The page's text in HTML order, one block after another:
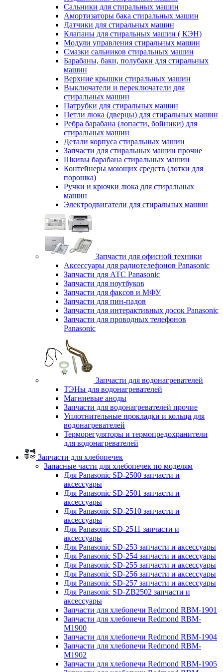
Сальники для стиральных машин
Амортизаторы бака стиральных машин
Датчики для стиральных машин
Клапаны для стиральных машин ( КЭН)
Модули управления стиральных машин
Смазки сальников стиральных машин
Барабаны, баки, полубаки для стиральных
машин
Верхние крышки стиральных машин
Выключатели и переключатели для
стиральных машин
Патрубки для стиральных машин
Петли люка (дверцы) для стиральных машин
Ребра барабана (лопасти, бойники) для
стиральных машин
Детали корпуса стиральных машин
Запчасти для стиральных машин прочие
Шкивы барабана стиральных машин
Контейнеры моющих средств (лотки для
порошка)
Ручки и крючки люка для стиральных
машин
Электродвигатели для стиральных машин
Запчасти для офисной техники
Аксессуары для радиотелефонов Panasonic
Запчасти для АТС Panasonic
Запчасти для ноутбуков
Запчасти для факсов и МФУ
Запчасти для пин-падов
Запчасти для интерактивных досок Panasonic
Запчасти для проводных телефонов
Panasonic
Запчасти для водонагревателей
ТЭНы для водонагревателей
Магниевые аноды
Запчасти для водонагревателей прочие
Уплотнительные прокладки и кольца для
водонагревателей
Терморегуляторы и термопредохранители
для водонагревателей
Запчасти для хлебопечек
Запасные части для хлебопечек по моделям
Для Panasonic SD-2500 запчасти и
аксессуары
Для Panasonic SD-2501 запчасти и
аксессуары
Для Panasonic SD-2510 запчасти и
аксессуары
Для Panasonic SD-2511 запчасти и
аксессуары
Для Panasonic SD-253 запчасти и аксессуары
Для Panasonic SD-254 запчасти и аксессуары
Для Panasonic SD-255 запчасти и аксессуары
Для Panasonic SD-256 запчасти и аксессуары
Для Panasonic SD-257 запчасти и аксессуары
Для Panasonic SD-ZB2502 запчасти и
аксессуары
Запчасти для хлебопечи Redmond RBM-1901
Запчасти для хлебопечи Redmond RBM-
M1900
Запчасти для хлебопечи Redmond RBM-1904
Запчасти для хлебопечи Redmond RBM-
M1902
Запчасти для хлебопечи Redmond RBM-1905